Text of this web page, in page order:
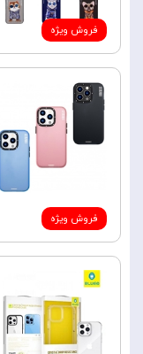
فروش ویژه
فروش ویژه